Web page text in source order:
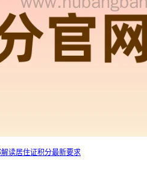
读居住证积分最新要求